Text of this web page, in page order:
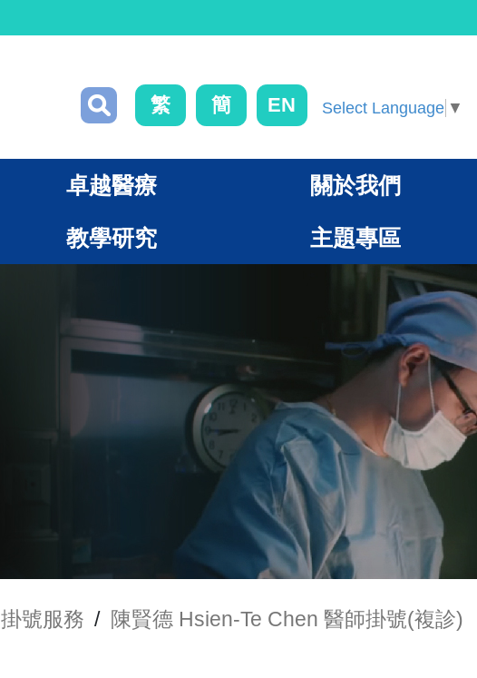
繁 簡 EN Select Language ▼
卓越醫療 關於我們
教學研究 主題專區
掛號服務 / 陳賢德 Hsien-Te Chen 醫師掛號(複診)